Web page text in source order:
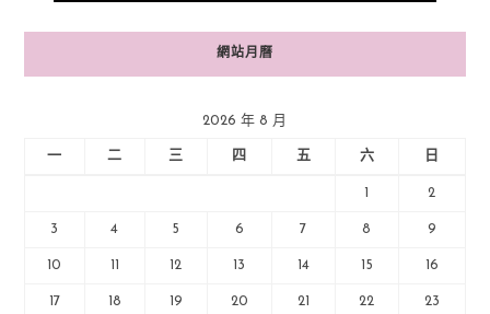
網站月曆
2026 年 8 月
一 二 三 四 五 六 日
1 2
3 4 5 6 7 8 9
10 11 12 13 14 15 16
17 18 19 20 21 22 23